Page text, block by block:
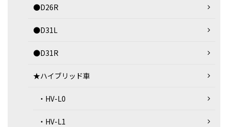
●D26R
●D31L
●D31R
★ハイブリッド車
・HV-L0
・HV-L1